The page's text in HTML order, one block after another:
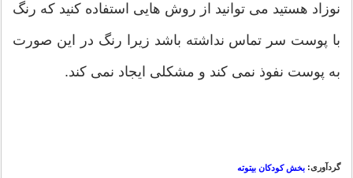
نوزاد هستید می توانید از روش هایی استفاده کنید که رنگ
با پوست سر تماس نداشته باشد زیرا رنگ در این صورت
به پوست نفوذ نمی کند و مشکلی ایجاد نمی کند.
گردآوری: بخش کودکان بیتوته